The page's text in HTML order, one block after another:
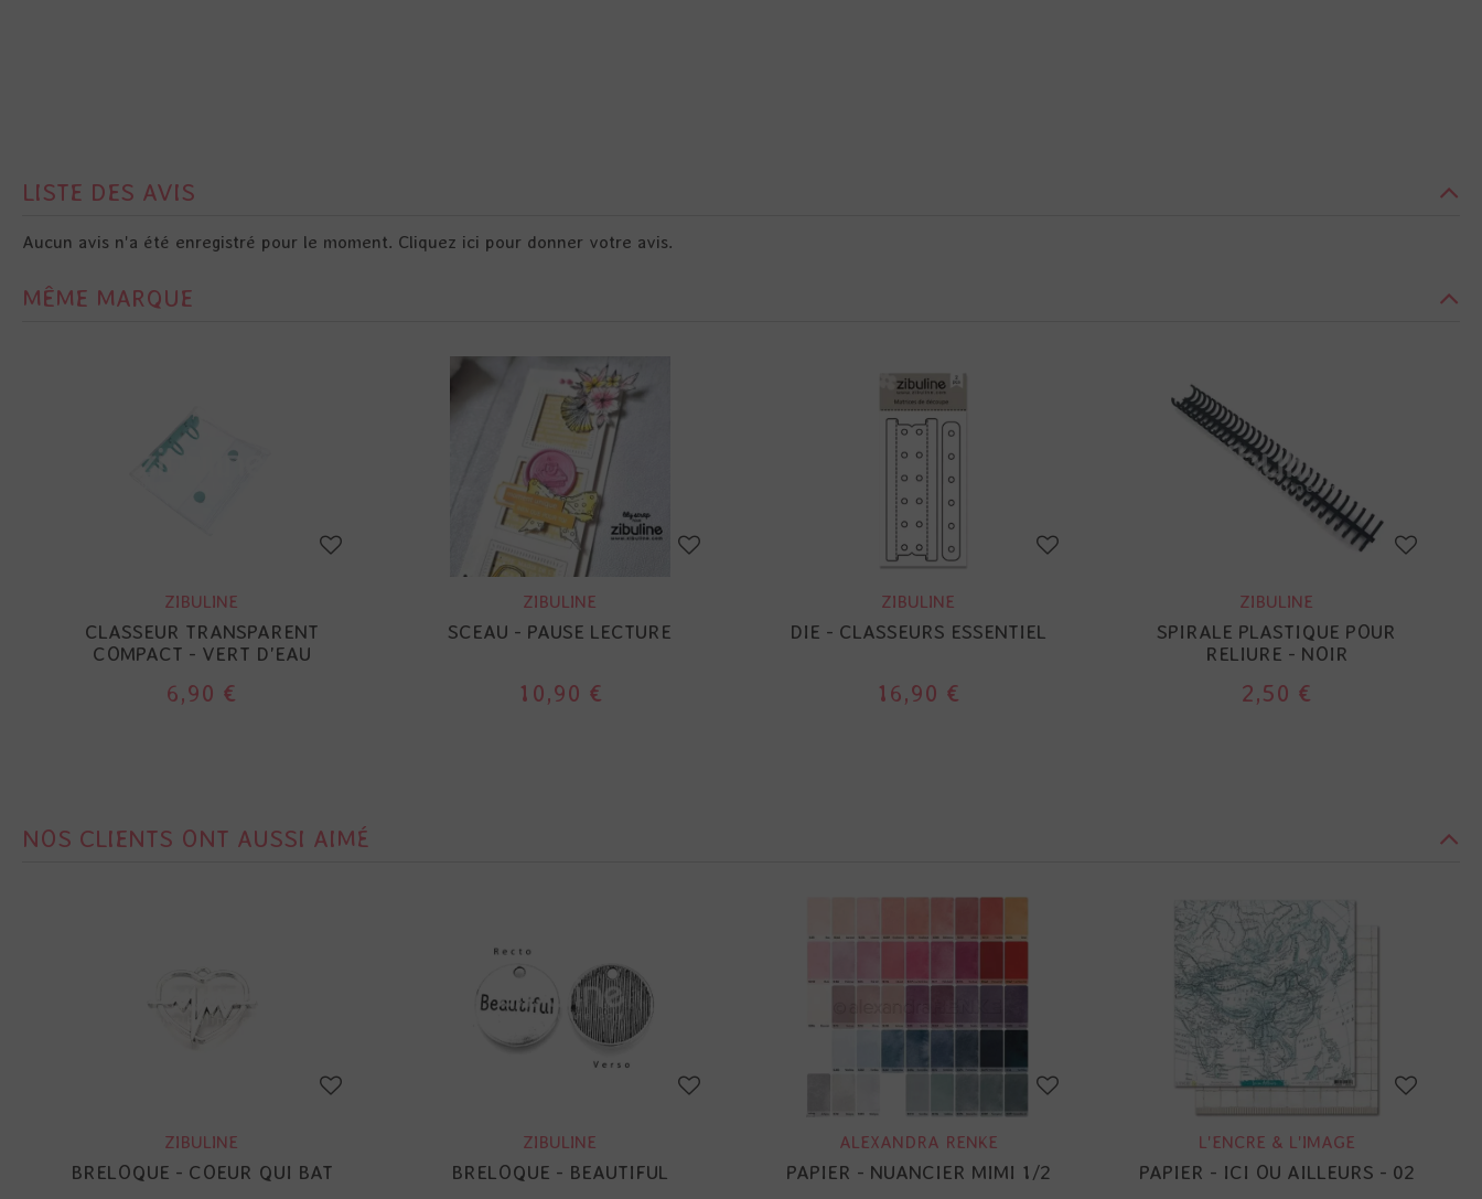
LISTE DES AVIS
Aucun avis n'a été enregistré pour le moment. Cliquez ici pour donner votre avis.
MÊME MARQUE
ZIBULINE
CLASSEUR TRANSPARENT
COMPACT - VERT D'EAU
6,90 €
ZIBULINE
SCEAU - PAUSE LECTURE
10,90 €
ZIBULINE
DIE - CLASSEURS ESSENTIEL
16,90 €
ZIBULINE
SPIRALE PLASTIQUE POUR
RELIURE - NOIR
2,50 €
NOS CLIENTS ONT AUSSI AIMÉ
ZIBULINE
BRELOQUE - COEUR QUI BAT
ZIBULINE
BRELOQUE - BEAUTIFUL
ALEXANDRA RENKE
PAPIER - NUANCIER MIMI 1/2
L'ENCRE & L'IMAGE
PAPIER - ICI OU AILLEURS - 02